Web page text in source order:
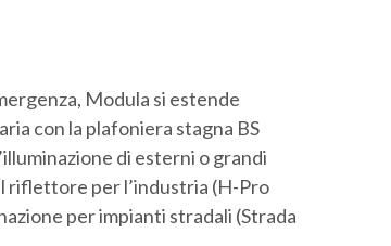
Modula si estende
con la plafoniera stagna BS
di esterni o grandi
riflettore per l’industria (H-Pro
per impianti stradali (Strada